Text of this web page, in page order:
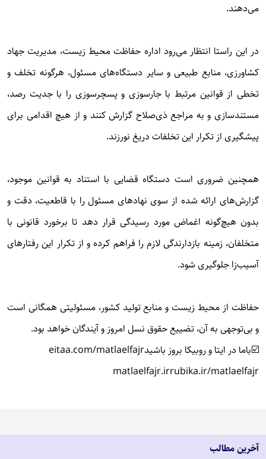
می‌دهند.
در این راستا انتظار می‌رود اداره حفاظت محیط زیست، مدیریت جهاد
کشاورزی، منابع طبیعی و سایر دستگاه‌های مسئول، هرگونه تخلف و
تخطی از قوانین مرتبط با جارسوزی و پسچر‌سوزی را با جدیت رصد،
مستندسازی و به مراجع ذی‌صلاح گزارش کنند و از هیچ اقدامی برای
پیشگیری از تکرار این تخلفات دریغ نورزند.
همچنین ضروری است دستگاه قضایی با استناد به قوانین موجود،
گزارش‌های ارائه شده از سوی نهادهای مسئول را با قاطعیت، دقت و
بدون هیچ‌گونه اغماض مورد رسیدگی قرار دهد تا برخورد قانونی با
متخلفان، زمینه بازدارندگی لازم را فراهم کرده و از تکرار این رفتارهای
آسیب‌زا جلوگیری شود.
حفاظت از محیط زیست و منابع تولید کشور، مسئولیتی همگانی است
و بی‌توجهی به آن، تضییع حقوق نسل امروز و آیندگان خواهد بود.
☑️باما در ایتا و روبیکا بروز باشیدeitaa.com/matlaelfajr
rubika.ir/matlaelfajr
matlaelfajr.ir
آخرین مطالب